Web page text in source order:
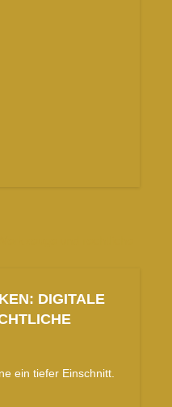
DIGITALE
ein tiefer Einschnitt.